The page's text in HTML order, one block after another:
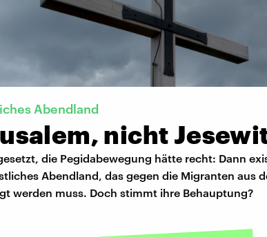
Abendland
nicht
die Pegidabewegung hätte recht: Dann
Abendland, das gegen die Migranten aus
werden muss. Doch stimmt ihre Behauptung?